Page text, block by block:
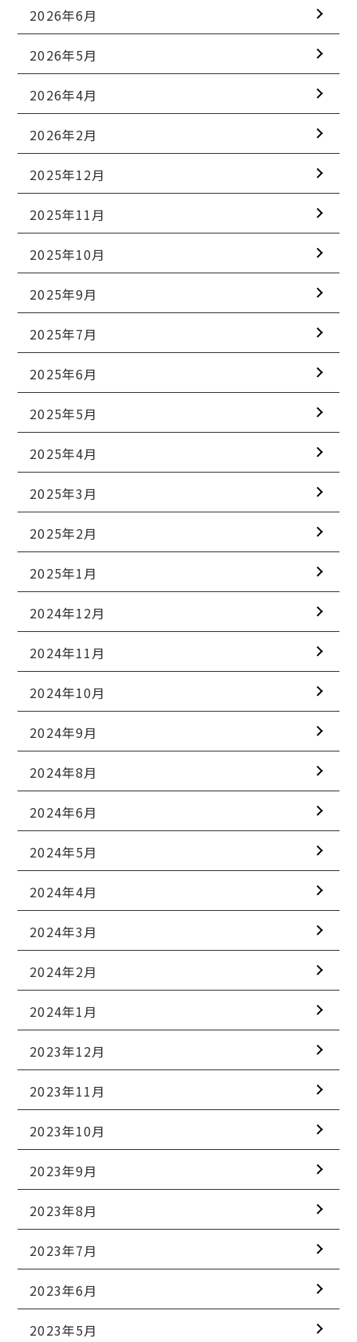
2026年6月
2026年5月
2026年4月
2026年2月
2025年12月
2025年11月
2025年10月
2025年9月
2025年7月
2025年6月
2025年5月
2025年4月
2025年3月
2025年2月
2025年1月
2024年12月
2024年11月
2024年10月
2024年9月
2024年8月
2024年6月
2024年5月
2024年4月
2024年3月
2024年2月
2024年1月
2023年12月
2023年11月
2023年10月
2023年9月
2023年8月
2023年7月
2023年6月
2023年5月